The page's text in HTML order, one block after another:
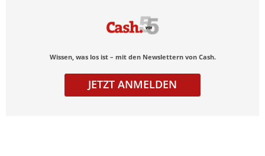
Wissen, was los ist – mit den Newslettern von Cash.
JETZT ANMELDEN